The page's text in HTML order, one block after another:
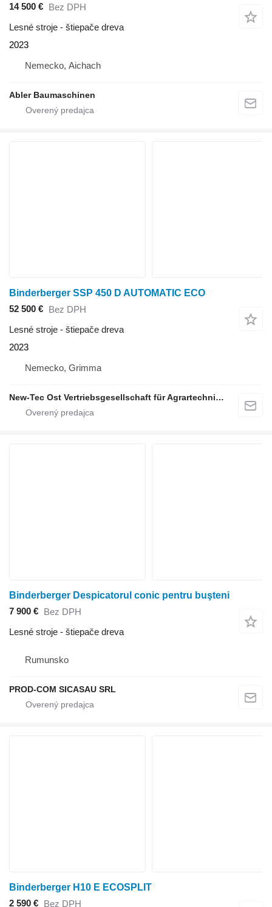
14 500 € Bez DPH
Lesné stroje - štiepače dreva
2023
Nemecko, Aichach
Abler Baumaschinen
Binderberger SSP 450 D AUTOMATIC ECO
52 500 € Bez DPH
Lesné stroje - štiepače dreva
2023
Nemecko, Grimma
New-Tec Ost Vertriebsgesellschaft für Agrartechnik mbH
Binderberger Despicatorul conic pentru buşteni
7 900 € Bez DPH
Lesné stroje - štiepače dreva
Rumunsko
PROD-COM SICASAU SRL
Binderberger H10 E ECOSPLIT
2 590 € Bez DPH